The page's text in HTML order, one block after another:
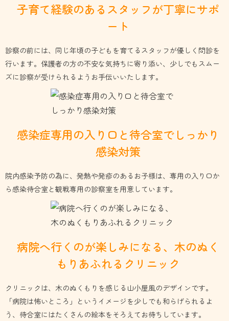
子育て経験のあるスタッフが丁寧にサポ
ート
診察の前には、同じ年頃の子どもを育てるスタッフが優しく問診を
行います。保護者の方の不安な気持ちに寄り添い、少しでもスムー
ズに診察が受けられるようお手伝いいたします。
感染症専用の入り口と待合室でしっかり
感染対策
院内感染予防の為に、発熱や発疹のあるお子様は、専用の入り口か
ら感染待合室と観戦専用の診察室を用意しています。
病院へ行くのが楽しみになる、 木のぬく
もりあふれるクリニック
クリニックは、木のぬくもりを感じる山小屋風のデザインです。
「病院は怖いところ」というイメージを少しでも和らげられるよ
う、待合室にはたくさんの絵本をそろえてお待ちしています。